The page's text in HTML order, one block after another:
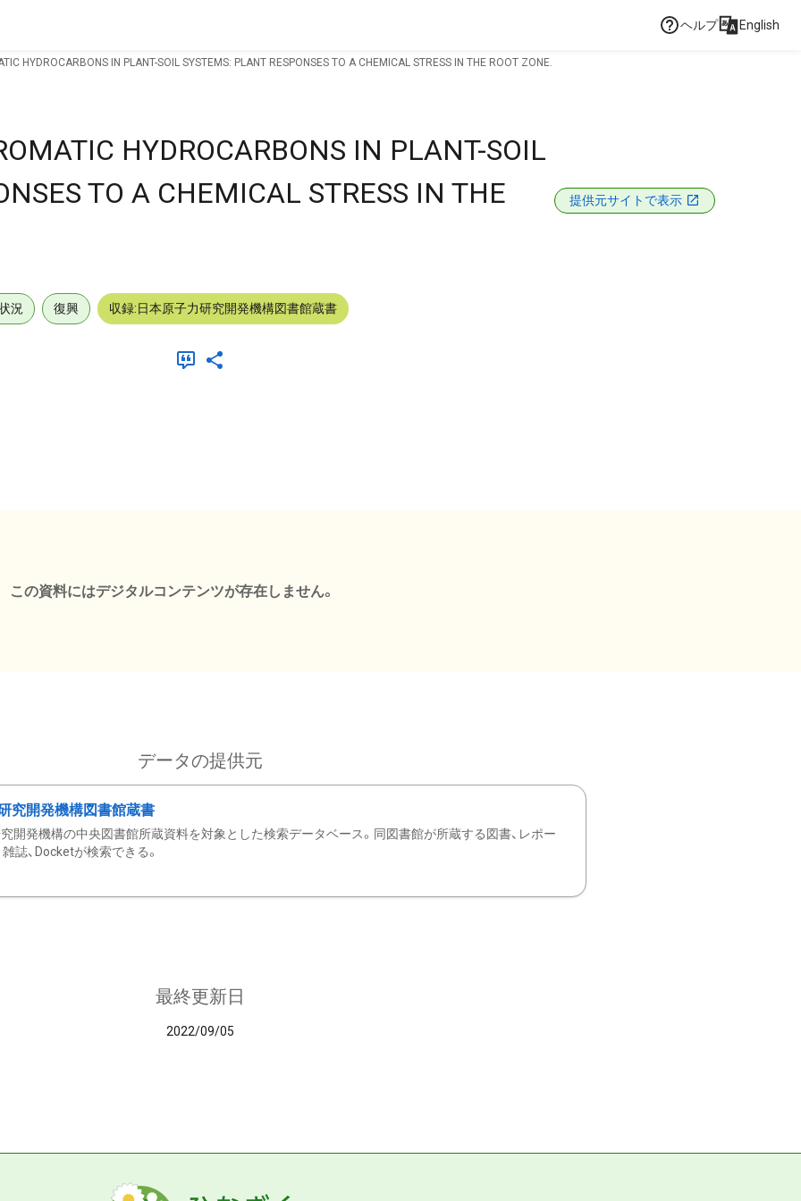
ヘルプ English
HYDROCARBONS IN PLANT-SOIL SYSTEMS: PLANT RESPONSES TO A CHEMICAL STRESS IN THE ROOT ZONE.
HYDROCARBONS IN PLANT-SOIL
TO A CHEMICAL STRESS IN THE
提供元サイトで表示
況 復興 収録:日本原子力研究開発機構図書館蔵書
この資料にはデジタルコンテンツが存在しません。
データの提供元
究開発機構図書館蔵書
開発機構の中央図書館所蔵資料を対象とした検索データベース。同図書館が所蔵する図書、レポー
雑誌、Docketが検索できる。
最終更新日
2022/09/05